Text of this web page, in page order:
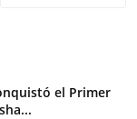
el Primer